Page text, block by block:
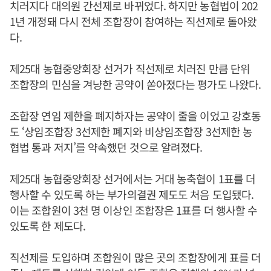
치러지다 대의원 간선제로 바뀌었다. 하지만 농협법이 202
1년 개정돼 다시 전체 조합장이 참여하는 직선제로 돌아왔
다.
제25대 농협중앙회장 선거가 직선제로 치러진 만큼 단위
조합장의 민심을 겨냥한 공약이 쏟아졌다는 평가도 나왔다.
조합장 연임 제한을 폐지하자는 공약이 줄을 이었고 강호동
도 ‘상임조합장 3선제한 폐지와 비상임조합장 3선제한 농
협법 통과 저지’를 약속했던 것으로 알려졌다.
제25대 농협중앙회장 선거에서는 거대 농축협이 1표를 더
행사할 수 있도록 하는 부가의결권 제도도 처음 도입됐다.
이는 조합원이 3천 명 이상인 조합장은 1표를 더 행사할 수
있도록 한 제도다.
직선제를 도입하며 조합원이 많은 곳의 조합장에게 표를 더